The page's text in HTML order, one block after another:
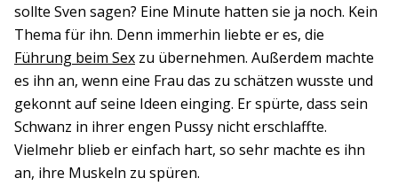
sollte Sven sagen? Eine Minute hatten sie ja noch. Kein
Thema für ihn. Denn immerhin liebte er es, die
Führung beim Sex zu übernehmen. Außerdem machte
es ihn an, wenn eine Frau das zu schätzen wusste und
gekonnt auf seine Ideen einging. Er spürte, dass sein
Schwanz in ihrer engen Pussy nicht erschlaffte.
Vielmehr blieb er einfach hart, so sehr machte es ihn
an, ihre Muskeln zu spüren.